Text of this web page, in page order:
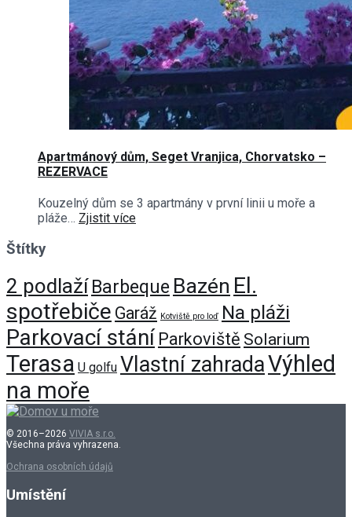
Apartmánový dům, Seget Vranjica, Chorvatsko –
REZERVACE
Kouzelný dům se 3 apartmány v první linii u moře a
pláže… Zjistit více
Štítky
2 podlaží Barbeque Bazén El.
spotřebiče Garáž Kotviště pro loď Na pláži
Parkovací stání Parkoviště Solarium
Terasa U golfu Vlastní zahradaVýhled
na moře
© 2016–2026 VIVIA s.r.o.
Všechna práva vyhrazena.
Ochrana osobních údajů
Umístění